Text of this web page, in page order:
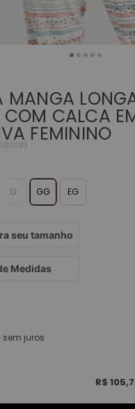
MANGA
COM CALCA
FEMININO
)
G GG EG
seu tamanho
Medidas
sem juros
R$